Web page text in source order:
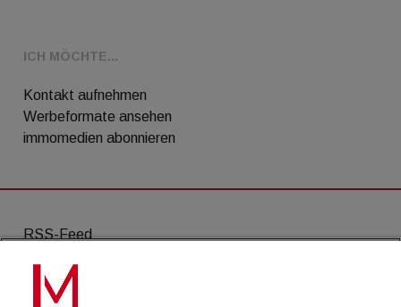
ICH MÖCHTE...
Kontakt aufnehmen
Werbeformate ansehen
immomedien abonnieren
RSS-Feed
AGB
Datenschutz